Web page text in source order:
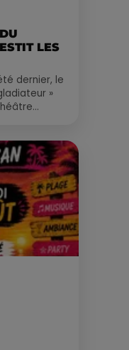
LES
dernier, le
»